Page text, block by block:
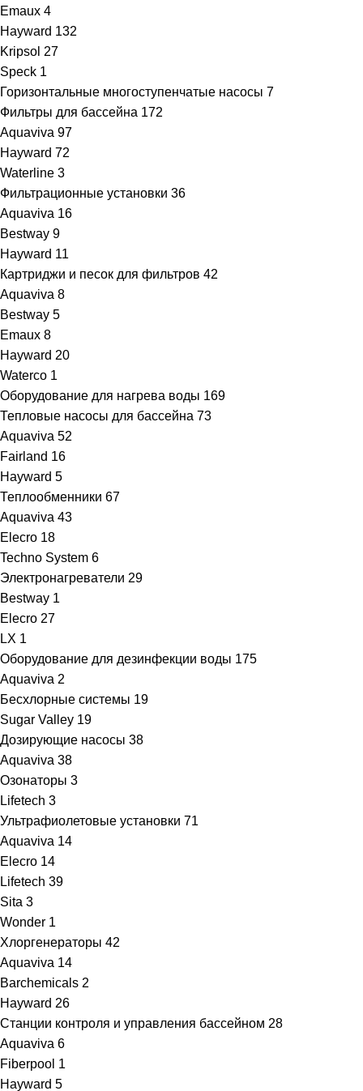
Emaux 4
Hayward 132
Kripsol 27
Speck 1
Горизонтальные многоступенчатые насосы 7
Фильтры для бассейна 172
Aquaviva 97
Hayward 72
Waterline 3
Фильтрационные установки 36
Aquaviva 16
Bestway 9
Hayward 11
Картриджи и песок для фильтров 42
Aquaviva 8
Bestway 5
Emaux 8
Hayward 20
Waterco 1
Оборудование для нагрева воды 169
Тепловые насосы для бассейна 73
Aquaviva 52
Fairland 16
Hayward 5
Теплообменники 67
Aquaviva 43
Elecro 18
Techno System 6
Электронагреватели 29
Bestway 1
Elecro 27
LX 1
Оборудование для дезинфекции воды 175
Aquaviva 2
Бесхлорные системы 19
Sugar Valley 19
Дозирующие насосы 38
Aquaviva 38
Озонаторы 3
Lifetech 3
Ультрафиолетовые установки 71
Aquaviva 14
Elecro 14
Lifetech 39
Sita 3
Wonder 1
Хлоргенераторы 42
Aquaviva 14
Barchemicals 2
Hayward 26
Станции контроля и управления бассейном 28
Aquaviva 6
Fiberpool 1
Hayward 5